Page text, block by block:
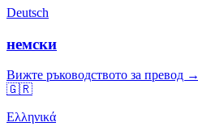
Deutsch
немски
Вижте ръководството за превод →
🇬🇷
Ελληνικά